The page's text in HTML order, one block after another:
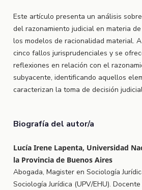
Este artículo presenta un análisis
del razonamiento judicial en materia
los modelos de racionalidad material.
cinco fallos jurisprudenciales y se
reflexiones en relación con el
subyacente, identificando aquellos
caracterizan la toma de decisión
Biografía del autor/a
Lucía Irene Lapenta, Universidad
la Provincia de Buenos Aires
Abogada, Magister en Sociología
Sociología Jurídica (UPV/EHU).